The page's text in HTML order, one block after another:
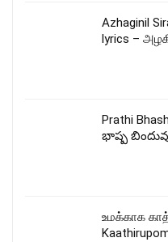
Azhaginil
lyrics –
Prathi
భాష్ప
உமக்காக